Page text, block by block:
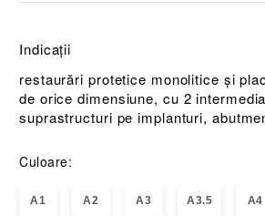
Indicații
restaurări protetice monolitice și
de orice dimensiune, cu 2
suprastructuri pe implanturi,
Culoare:
A1 A2 A3 A3.5 A4